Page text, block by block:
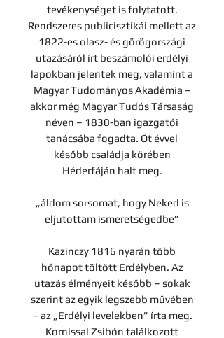
tevékenységet is folytatott.
Rendszeres publicisztikái mellett az
1822-es olasz- és görögországi
utazásáról írt beszámolói erdélyi
lapokban jelentek meg, valamint a
Magyar Tudományos Akadémia –
akkor még Magyar Tudós Társaság
néven – 1830-ban igazgatói
tanácsába fogadta. Öt évvel
később családja körében
Héderfáján halt meg.
„áldom sorsomat, hogy Neked is
eljutottam ismeretségedbe”
Kazinczy 1816 nyarán több
hónapot töltött Erdélyben. Az
utazás élményeit később – sokak
szerint az egyik legszebb művében
– az „Erdélyi levelekben” írta meg.
Kornissal Zsibón találkozott